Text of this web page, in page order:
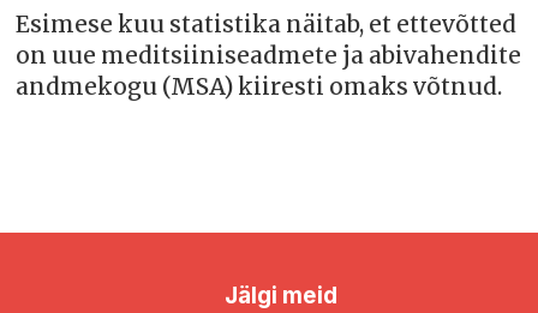
Esimese kuu statistika näitab, et ettevõtted
on uue meditsiiniseadmete ja abivahendite
andmekogu (MSA) kiiresti omaks võtnud.
Jälgi meid